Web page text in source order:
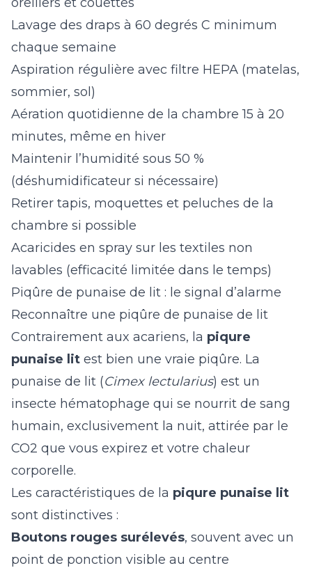
Lavage des draps à 60 degrés C minimum
chaque semaine
Aspiration régulière avec filtre HEPA (matelas,
sommier, sol)
Aération quotidienne de la chambre 15 à 20
minutes, même en hiver
Maintenir l’humidité sous 50 %
(déshumidificateur si nécessaire)
Retirer tapis, moquettes et peluches de la
chambre si possible
Acaricides en spray sur les textiles non
lavables (efficacité limitée dans le temps)
Piqûre de punaise de lit : le signal d’alarme
Reconnaître une piqûre de punaise de lit
Contrairement aux acariens, la piqure
punaise lit est bien une vraie piqûre. La
punaise de lit (Cimex lectularius) est un
insecte hématophage qui se nourrit de sang
humain, exclusivement la nuit, attirée par le
CO2 que vous expirez et votre chaleur
corporelle.
Les caractéristiques de la piqure punaise lit
sont distinctives :
Boutons rouges surélevés, souvent avec un
point de ponction visible au centre